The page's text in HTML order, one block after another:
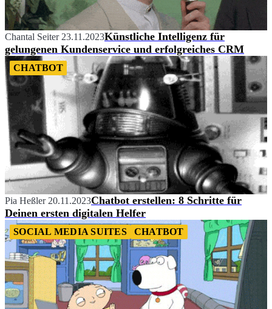
Chantal Seiter 23.11.2023Künstliche Intelligenz für
gelungenen Kundenservice und erfolgreiches CRM
CHATBOT
Pia Heßler 20.11.2023Chatbot erstellen: 8 Schritte für
Deinen ersten digitalen Helfer
SOCIAL MEDIA SUITES CHATBOT